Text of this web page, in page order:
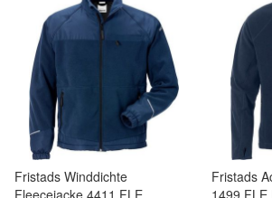
Fristads Winddichte
Fleecejacke 4411 FLE
Fristads
1499